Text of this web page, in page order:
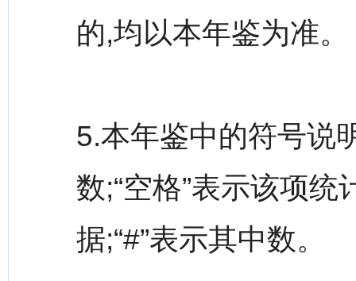
的,均以本年鉴为准。
5.本年鉴中的符号说
数;“空格”表示该项统
据;“#”表示其中数。